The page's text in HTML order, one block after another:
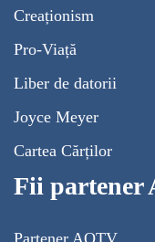
Creaționism
Pro-Viață
Liber de datorii
Joyce Meyer
Cartea Cărților
Fii partener
Partener AOTV